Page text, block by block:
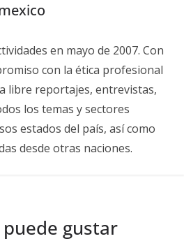
en mayo de 2007. Con
con la ética profesional
libre reportajes, entrevistas,
los temas y sectores
estados del país, así como
desde otras naciones.
gustar